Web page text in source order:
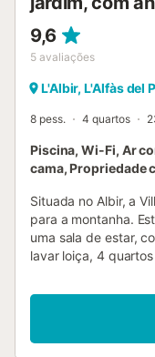
9,6
5 avaliações
L'Albir, L'Alfàs del
8 pess. 4 quartos
Piscina, Wi-Fi, Ar
cama, Propriedade
Situada no Albir, a
para a montanha.
uma sala de estar,
lavar loiça, 4
máquina de lavar
disponíveis
alojamento é a área
terraço descoberto,